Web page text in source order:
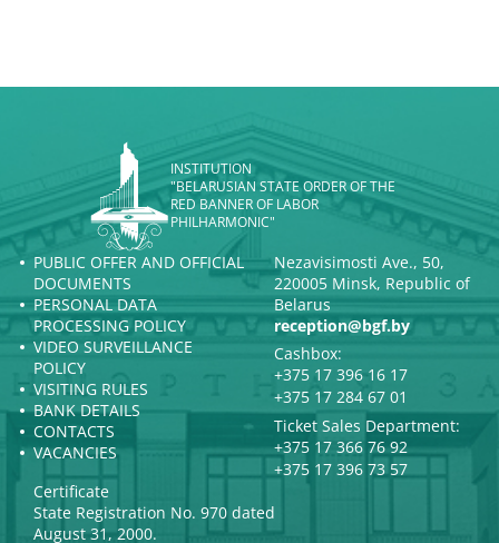
INSTITUTION
"BELARUSIAN STATE ORDER OF THE
RED BANNER OF LABOR
PHILHARMONIC"
PUBLIC OFFER AND OFFICIAL
DOCUMENTS
PERSONAL DATA
PROCESSING POLICY
VIDEO SURVEILLANCE
POLICY
VISITING RULES
BANK DETAILS
CONTACTS
VACANCIES
Nezavisimosti Ave., 50,
220005 Minsk, Republic of
Belarus
reception@bgf.by
Cashbox:
+375 17 396 16 17
+375 17 284 67 01
Ticket Sales Department:
+375 17 366 76 92
+375 17 396 73 57
Certificate
State Registration No. 970 dated
August 31, 2000.